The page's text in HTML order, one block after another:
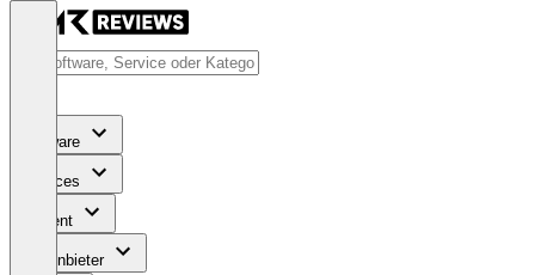
Software
Services
Content
Für Anbieter